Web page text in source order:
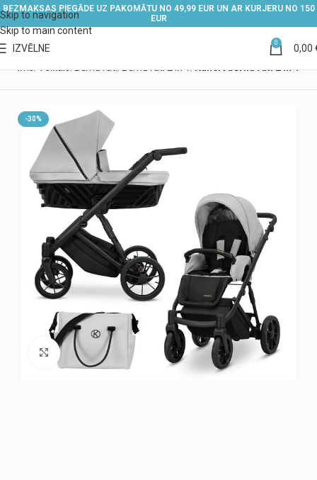
Skip to navigation
Skip to main content
BEZMAKSAS PIEGĀDE UZ PAKOMĀTU NO 49,99 EUR UN AR KURJERU NO 150
EUR
IZVĒLNE 0 0,00
-30%
Noklikšķiniet, lai palielinātu